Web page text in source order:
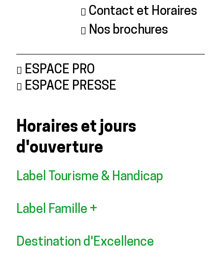
Contact et Horaires
Nos brochures
ESPACE PRO
ESPACE PRESSE
Horaires et jours
d'ouverture
Label Tourisme & Handicap
Label Famille +
Destination d'Excellence